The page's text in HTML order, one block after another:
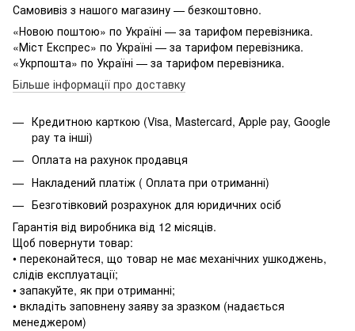
Самовивіз з нашого магазину — безкоштовно.
«Новою поштою» по Україні — за тарифом перевізника.
«Міст Експрес» по Україні — за тарифом перевізника.
«Укрпошта» по Україні — за тарифом перевізника.
Більше інформації про доставку
Кредитною карткою (Visa, Mastercard, Apple pay, Google
pay та інші)
Оплата на рахунок продавця
Накладений платіж ( Оплата при отриманні)
Безготівковий розрахунок для юридичних осіб
Гарантія від виробника від 12 місяців.
Щоб повернути товар:
• переконайтеся, що товар не має механічних ушкоджень,
слідів експлуатації;
• запакуйте, як при отриманні;
• вкладіть заповнену заяву за зразком (надається
менеджером)